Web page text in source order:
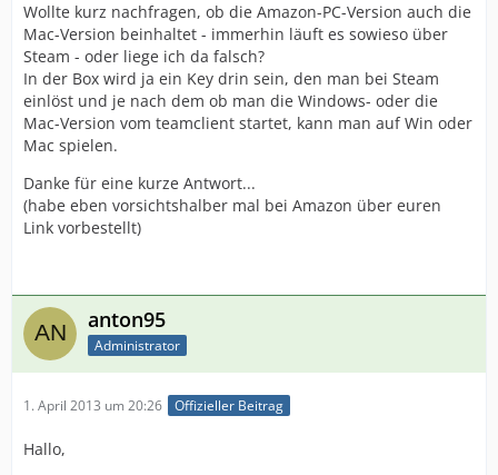
Wollte kurz nachfragen, ob die Amazon-PC-Version auch die
Mac-Version beinhaltet - immerhin läuft es sowieso über
Steam - oder liege ich da falsch?
In der Box wird ja ein Key drin sein, den man bei Steam
einlöst und je nach dem ob man die Windows- oder die
Mac-Version vom teamclient startet, kann man auf Win oder
Mac spielen.
Danke für eine kurze Antwort...
(habe eben vorsichtshalber mal bei Amazon über euren
Link vorbestellt)
anton95
Administrator
1. April 2013 um 20:26 Offizieller Beitrag
Hallo,